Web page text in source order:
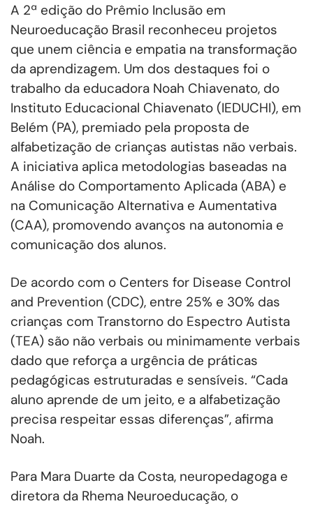
A 2ª edição do Prêmio Inclusão em
Neuroeducação Brasil reconheceu projetos
que unem ciência e empatia na transformação
da aprendizagem. Um dos destaques foi o
trabalho da educadora Noah Chiavenato, do
Instituto Educacional Chiavenato (IEDUCHI), em
Belém (PA), premiado pela proposta de
alfabetização de crianças autistas não verbais.
A iniciativa aplica metodologias baseadas na
Análise do Comportamento Aplicada (ABA) e
na Comunicação Alternativa e Aumentativa
(CAA), promovendo avanços na autonomia e
comunicação dos alunos.
De acordo com o Centers for Disease Control
and Prevention (CDC), entre 25% e 30% das
crianças com Transtorno do Espectro Autista
(TEA) são não verbais ou minimamente verbais
dado que reforça a urgência de práticas
pedagógicas estruturadas e sensíveis. “Cada
aluno aprende de um jeito, e a alfabetização
precisa respeitar essas diferenças”, afirma
Noah.
Para Mara Duarte da Costa, neuropedagoga e
diretora da Rhema Neuroeducação, o